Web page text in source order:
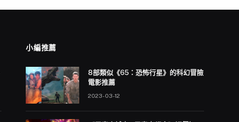
小編推薦
8部類似《65：恐怖行星》的科幻冒險
電影推薦
2023-03-12